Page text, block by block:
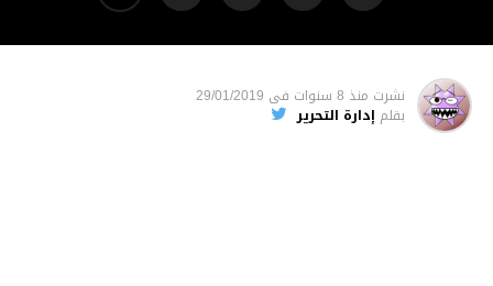
نشرت منذ 8 سنوات فى 29/01/2019
بقلم إدارة التحرير